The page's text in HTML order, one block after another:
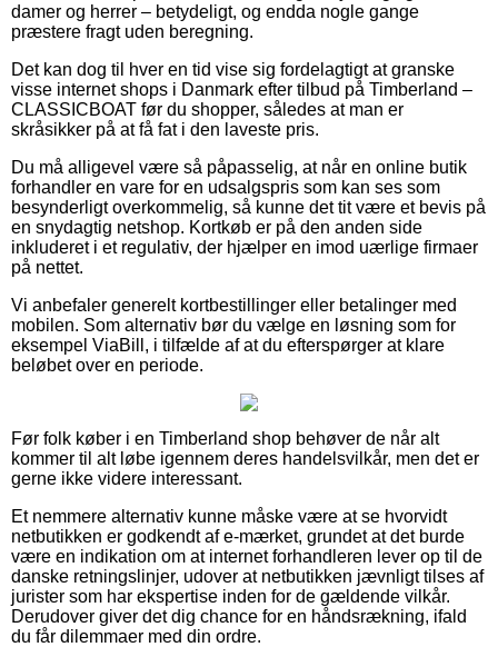
damer og herrer – betydeligt, og endda nogle gange
præstere fragt uden beregning.
Det kan dog til hver en tid vise sig fordelagtigt at granske
visse internet shops i Danmark efter tilbud på Timberland –
CLASSICBOAT før du shopper, således at man er
skråsikker på at få fat i den laveste pris.
Du må alligevel være så påpasselig, at når en online butik
forhandler en vare for en udsalgspris som kan ses som
besynderligt overkommelig, så kunne det tit være et bevis på
en snydagtig netshop. Kortkøb er på den anden side
inkluderet i et regulativ, der hjælper en imod uærlige firmaer
på nettet.
Vi anbefaler generelt kortbestillinger eller betalinger med
mobilen. Som alternativ bør du vælge en løsning som for
eksempel ViaBill, i tilfælde af at du efterspørger at klare
beløbet over en periode.
Før folk køber i en Timberland shop behøver de når alt
kommer til alt løbe igennem deres handelsvilkår, men det er
gerne ikke videre interessant.
Et nemmere alternativ kunne måske være at se hvorvidt
netbutikken er godkendt af e-mærket, grundet at det burde
være en indikation om at internet forhandleren lever op til de
danske retningslinjer, udover at netbutikken jævnligt tilses af
jurister som har ekspertise inden for de gældende vilkår.
Derudover giver det dig chance for en håndsrækning, ifald
du får dilemmaer med din ordre.